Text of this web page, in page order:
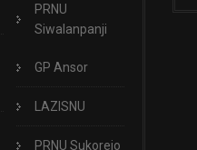
PRNU
Siwalanpanji
GP Ansor
LAZISNU
PRNU Sukorejo